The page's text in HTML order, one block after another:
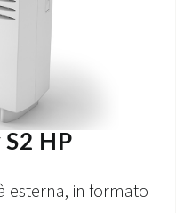
S2 HP
esterna, in formato